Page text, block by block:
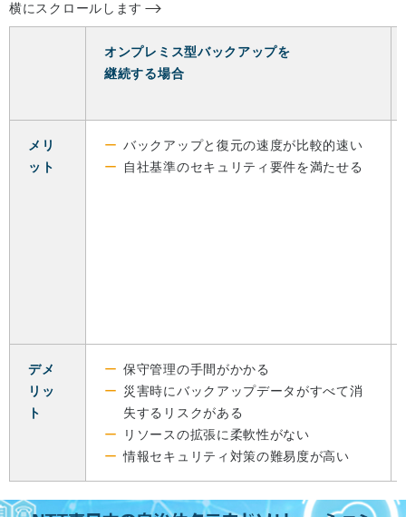
横にスクロールします
オンプレミス型バックアップを
継続する場合
メリ
ット
バックアップと復元の速度が比較的速い
自社基準のセキュリティ要件を満たせる
デメ
リッ
ト
保守管理の手間がかかる
災害時にバックアップデータがすべて消
失するリスクがある
リソースの拡張に柔軟性がない
情報セキュリティ対策の難易度が高い